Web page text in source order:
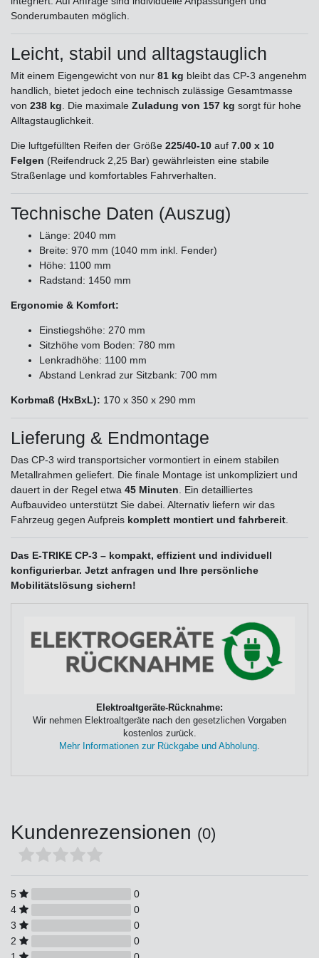
Sonderumbauten möglich.
Leicht, stabil und alltagstauglich
Mit einem Eigengewicht von nur 81 kg bleibt das CP-3 angenehm
handlich, bietet jedoch eine technisch zulässige Gesamtmasse
von 238 kg . Die maximale Zuladung von 157 kg sorgt für hohe
Alltagstauglichkeit.
Die luftgefüllten Reifen der Größe 225/40-10 auf 7.00 x 10
Felgen (Reifendruck 2,25 Bar) gewährleisten eine stabile
Straßenlage und komfortables Fahrverhalten.
Technische Daten (Auszug)
Länge: 2040 mm
Breite: 970 mm (1040 mm inkl. Fender)
Höhe: 1100 mm
Radstand: 1450 mm
Ergonomie & Komfort:
Einstiegshöhe: 270 mm
Sitzhöhe vom Boden: 780 mm
Lenkradhöhe: 1100 mm
Abstand Lenkrad zur Sitzbank: 700 mm
Korbmaß (HxBxL): 170 x 350 x 290 mm
Lieferung & Endmontage
Das CP-3 wird transportsicher vormontiert in einem stabilen
Metallrahmen geliefert. Die finale Montage ist unkompliziert und
dauert in der Regel etwa 45 Minuten . Ein detailliertes
Aufbauvideo unterstützt Sie dabei. Alternativ liefern wir das
Fahrzeug gegen Aufpreis komplett montiert und fahrbereit
Das E-TRIKE CP-3 – kompakt, effizient und individuell
konfigurierbar. Jetzt anfragen und Ihre persönliche
Mobilitätslösung sichern!
Elektroaltgeräte-Rücknahme:
Wir nehmen Elektroaltgeräte nach den gesetzlichen Vorgaben
kostenlos zurück.
Mehr Informationen zur Rückgabe und Abholung
Kundenrezensionen (0)
5
0
4
0
3
0
2
0